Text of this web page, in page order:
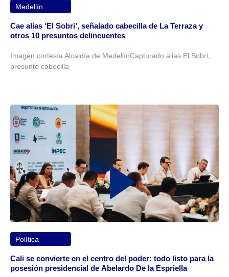
Medellín
Cae alias ‘El Sobri’, señalado cabecilla de La Terraza y
otros 10 presuntos delincuentes
Imagen cortesía Alcaldía de MedellínCapturado alias El Sobri,
presunto cabecilla
Política
Cali se convierte en el centro del poder: todo listo para la
posesión presidencial de Abelardo De la Espriella